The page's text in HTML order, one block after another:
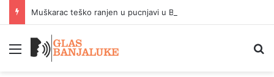
Muškarac teško ranjen u pucnjavi u Brčkom
Meni